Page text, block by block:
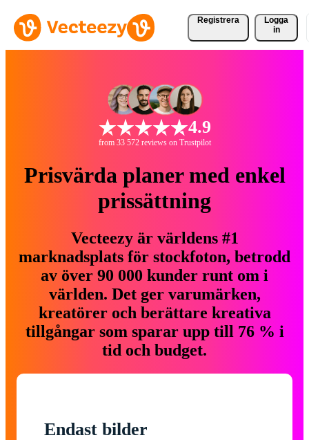
Registrera
Logga
in
4.9
from 33 572 reviews on Trustpilot
Prisvärda planer med enkel
prissättning
Vecteezy är världens #1
marknadsplats för stockfoton, betrodd
av över 90 000 kunder runt om i
världen. Det ger varumärken,
kreatörer och berättare kreativa
tillgångar som sparar upp till 76 % i
tid och budget.
Endast bilder